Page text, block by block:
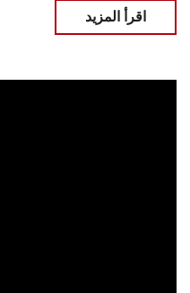
اقرأ المزيد